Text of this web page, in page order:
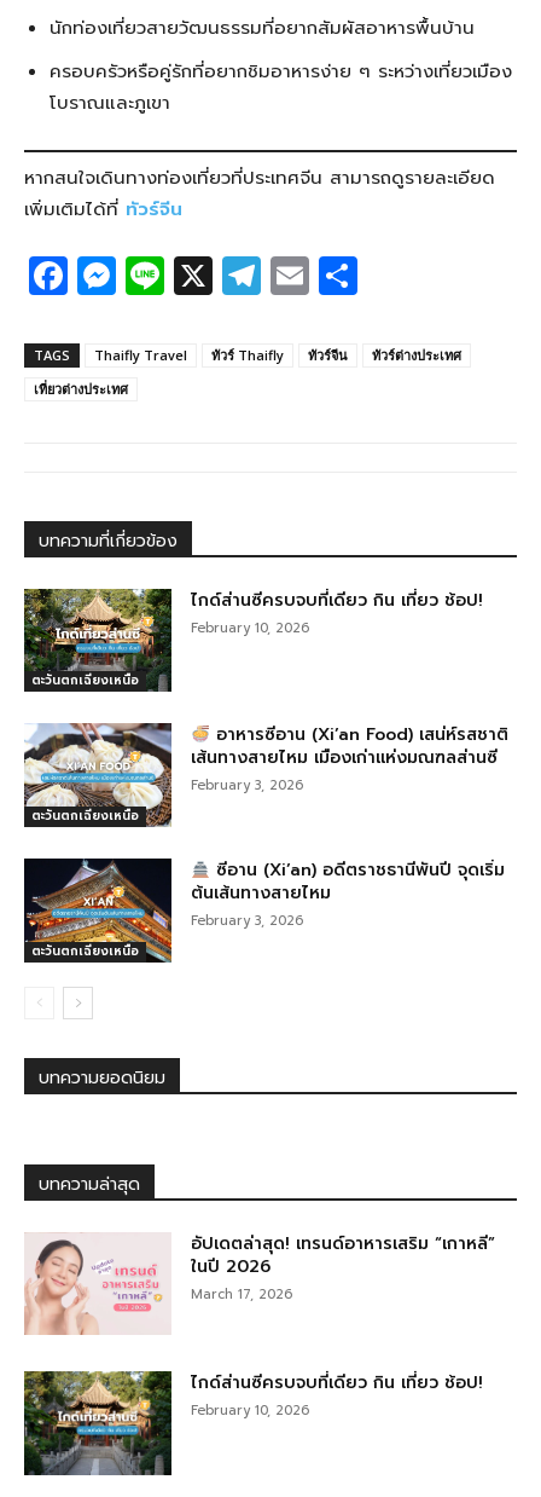
นักท่องเที่ยวสายวัฒนธรรมที่อยากสัมผัสอาหารพื้นบ้าน
ครอบครัวหรือคู่รักที่อยากชิมอาหารง่าย ๆ ระหว่างเที่ยวเมือง
โบราณและภูเขา
หากสนใจเดินทางท่องเที่ยวที่ประเทศจีน สามารถดูรายละเอียด
เพิ่มเติมได้ที่ ทัวร์จีน
F
a
c
e
o
k
M
e
ss
e
er
Li
n
e
X T
el
e
E
m
ail ar
TAGS Thaifly Travel ทัวร์ Thaifly ทัวร์จีน
ทัวร์ต่างประเทศ
เที่ยวต่างประเทศ
บทความที่เกี่ยวข้อง
ตะวันตกเฉียงเหนือ
ไกด์ส่านซีครบจบที่เดียว กิน เที่ยว ช้อป!
February 10, 2026
ตะวันตกเฉียงเหนือ
อาหารซีอาน (Xi’an Food) เสน่ห์รสชาติ
เส้นทางสายไหม เมืองเก่าแห่งมณฑลส่านซี
February 3, 2026
ตะวันตกเฉียงเหนือ
ซีอาน (Xi’an) อดีตราชธานีพันปี จุดเริ่ม
ต้นเส้นทางสายไหม
February 3, 2026
บทความยอดนิยม
บทความล่าสุด
อัปเดตล่าสุด! เทรนด์อาหารเสริม “เกาหลี”
ในปี 2026
March 17, 2026
ไกด์ส่านซีครบจบที่เดียว กิน เที่ยว ช้อป!
February 10, 2026